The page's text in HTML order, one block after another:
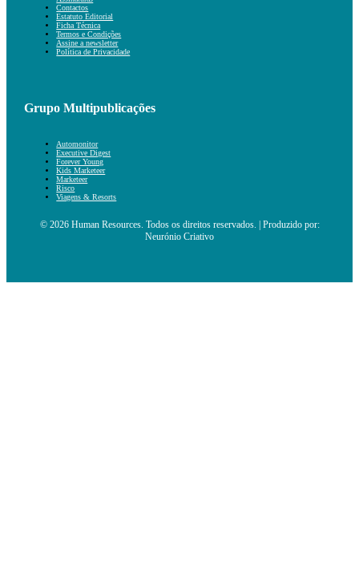
Contactos
Estatuto Editorial
Ficha Técnica
Termos e Condições
Assine a newsletter
Política de Privacidade
Grupo Multipublicações
Automonitor
Executive Digest
Forever Young
Kids Marketeer
Marketeer
Risco
Viagens & Resorts
© 2026 Human Resources. Todos os direitos reservados. | Produzido por:
Neurónio Criativo